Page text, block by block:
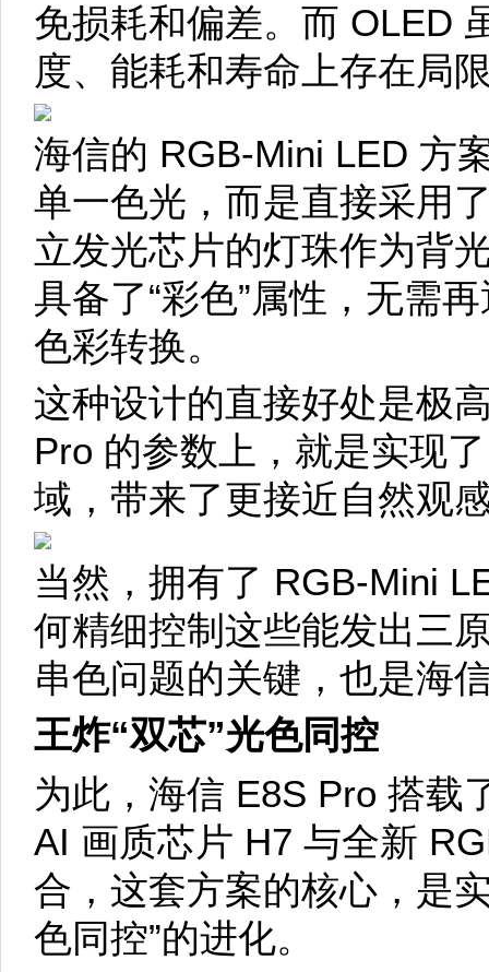
免损耗和偏差。而 OLED
度、能耗和寿命上存在局
海信的 RGB-Mini LED 方
单一色光，而是直接采用
立发光芯片的灯珠作为背
具备了“彩色”属性，无需
色彩转换。
这种设计的直接好处是极
Pro 的参数上，就是实现
域，带来了更接近自然观
当然，拥有了 RGB-Mini
何精细控制这些能发出三
串色问题的关键，也是海
王炸“双芯”光色同控
为此，海信 E8S Pro 搭
AI 画质芯片 H7 与全新
合，这套方案的核心，是
色同控”的进化。